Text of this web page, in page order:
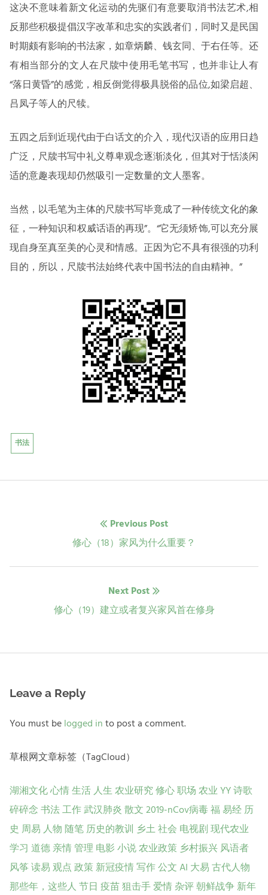
这决不意味着新文化运动的先驱们有意要取消书法艺术,相
反那些积极提倡汉字改革和忠实的实践者们，同时又是民国
时期颇有影响的书法家，如章炳麟、钱玄同、于右任等。还
有相当部分的文人在尺牍中使用毛笔书写，也并非让人有
“落日黄昏”的感觉，相反倒觉得极具脱俗的品位,如梁启超、
吕凤子等人的尺犊。
五四之后到近现代由于白话文的介入，现代汉语的应用日趋
广泛，尺牍书写中礼义尊卑观念逐渐淡化，但其对于恬淡闲
适的意趣表现却仍然吸引一定数量的文人墨客。
当然，以毛笔为主体的尺牍书写毕竟成了一种传统文化的象
征，一种知识和权威话语的再现”。“它无须矫饰,可以充分展
现自身至真至美的心灵和情感。正因为它不具有很强的功利
目的，所以，尺牍书法始终代表中国书法的自由精神。”
书法
导
Previous Post
Previous
修心（18）家风为什么重要？
Next Post
Next
修心（19）建立或者复兴家风首在修身
Leave a Reply
You must belogged into post a comment.
草根网文章标签（TagCloud）
湖湘文化心情生活人生农业研究修心职场农业YY诗歌
碎碎念书法工作武汉肺炎散文2019-nCov病毒福易经历
史 周易人物随笔历史的教训 乡土社会 电视剧现代农业
学习 道德亲情管理电影小说农业政策乡村振兴风语者
风筝读易观点政策新冠疫情写作公文AI 大易古代人物
那些年，这些人节日 疫苗狙击手爱情杂评朝鲜战争新年